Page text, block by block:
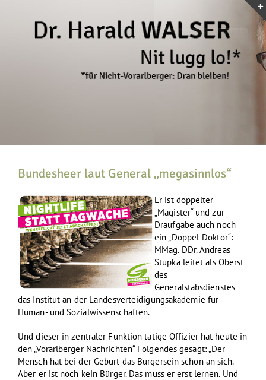
Bundesheer laut General „megasinnlos“
Er ist doppelter
„Magister“ und zur
Draufgabe auch noch
ein „Doppel-Doktor“:
MMag. DDr. Andreas
Stupka leitet als Oberst
des
Generalstabsdienstes
das Institut an der Landesverteidigungsakademie für
Human- und Sozialwissenschaften.
Und dieser in zentraler Funktion tätige Offizier hat heute in
den „Vorarlberger Nachrichten“ Folgendes gesagt: „Der
Mensch hat bei der Geburt das Bürgersein schon an sich.
Aber er ist noch kein Bürger. Das muss er erst lernen. Und